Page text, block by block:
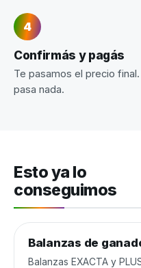
Confirmás y pagás
Te pasamos el precio
pasa nada.
Esto ya lo
conseguimos
Manejo de ganado
Balanzas de
Balanzas EXACTA y